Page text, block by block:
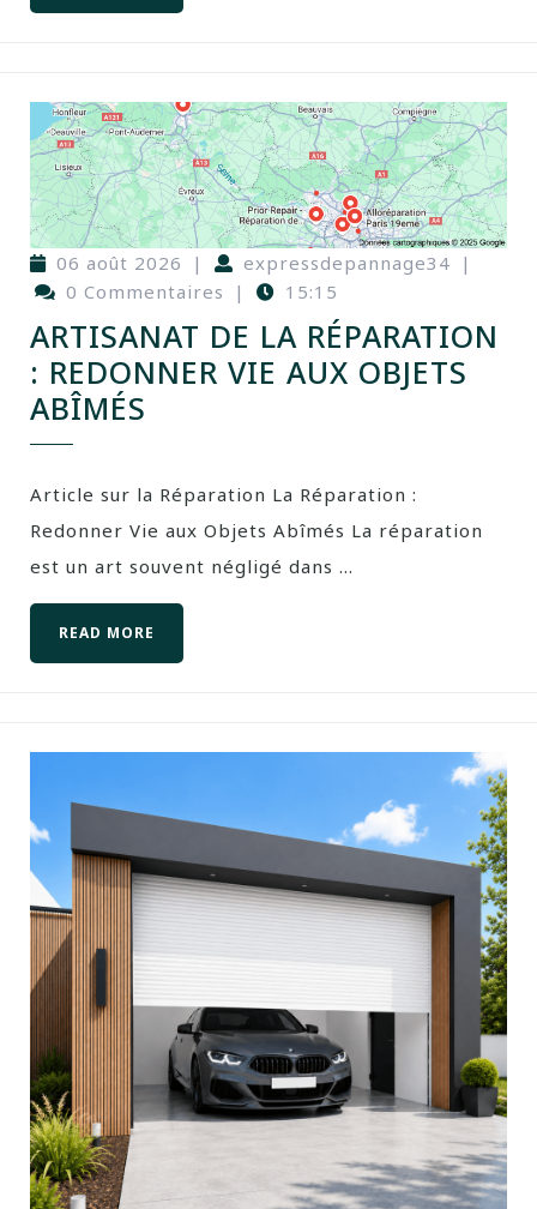
06 août 2026 | expressdepannage34 |
0 Commentaires
| 15:15
ARTISANAT DE LA RÉPARATION
: REDONNER VIE AUX OBJETS
ABÎMÉS
Article sur la Réparation La Réparation :
Redonner Vie aux Objets Abîmés La réparation
est un art souvent négligé dans ...
READ MORE